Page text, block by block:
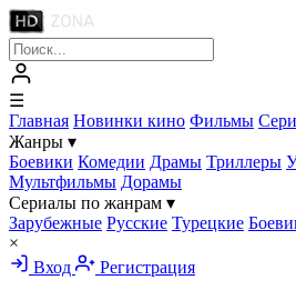
☰
Главная Новинки кино Фильмы
Жанры ▾
Боевики Комедии Драмы Триллеры
Мультфильмы Дорамы
Сериалы по жанрам ▾
Зарубежные Русские Турецкие
×
Вход
Регистрация